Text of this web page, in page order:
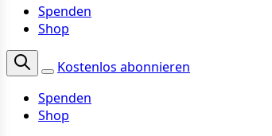
Spenden
Shop
Kostenlos abonnieren
Spenden
Shop